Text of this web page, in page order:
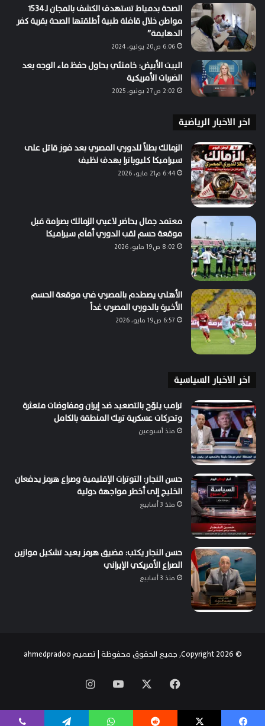
الصحة بدمياط تستهدف الكشف بالمجان لـ ١٥٣٤
مواطن خلال قافلة طبية أطلقتها الصحة بقرية كفر
الدهايمة”
6:06 ص20 يوليو، 2024
البيت الأبيض: خامنئي يحاول حفظ ماء الوجه بعد
الضربات الأمريكية
2:02 ص27 يونيو، 2025
اخر الاخبار الرياضية
الزمالك بطلاً للدوري المصري بعد فوز قاتل على
سيراميكا كليوباترا بهدف نظيف
6:44 م21 مايو، 2026
معتمد جمال يحاضر لاعبي الزمالك بصرامة قبل
موقعة حسم لقب الدوري أمام سيراميكا
8:02 ص19 مايو، 2026
الأهلي يصطدم بالمصري في موقعة الحسم
الأخيرة بالدوري المصري غداً
6:57 ص19 مايو، 2026
اخر الاخبار السياسية
ترامب يلوّح بالتصعيد ضد إيران ومفاوضات متعثرة
وتحركات عسكرية تربك المنطقة بالكامل
منذ أسبوعين
حسن النجار: التوترات الإقليمية وصراع هرمز يدفعان
الخليج إلى أخطر مواجهة دولية
منذ 3 أسابيع
حسن النجار يكتب: مضيق هرمز يعيد تشكيل موازين
الصراع الأمريكي الإيراني
منذ 3 أسابيع
© Copyright 2026, جميع الحقوق محفوظة | تصميم ahmedpradoo
فيسبوك ‫YouTube